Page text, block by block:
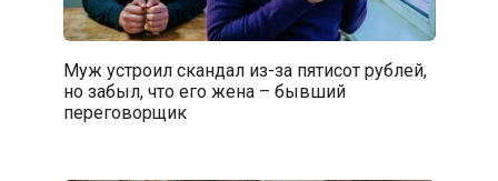
Муж устроил скандал из-за пятисот рублей,
но забыл, что его жена – бывший
переговорщик